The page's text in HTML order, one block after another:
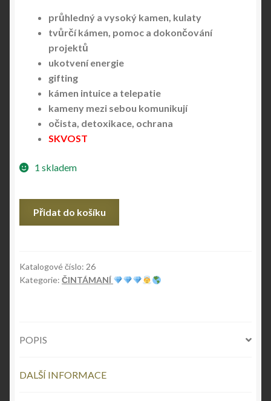
průhledný a vysoký kamen, kulaty
tvůrčí kámen, pomoc a dokončování
projektů
ukotvení energie
gifting
kámen intuice a telepatie
kameny mezi sebou komunikují
očista, detoxikace, ochrana
SKVOST
1 skladem
ČINTÁMANÍ
Přidat do košíku
Katalogové číslo: 26
Kategorie: ČINTÁMANÍ
POPIS
DALŠÍ INFORMACE